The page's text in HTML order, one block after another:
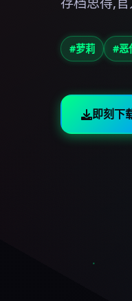
#萝莉 #恶
即刻下